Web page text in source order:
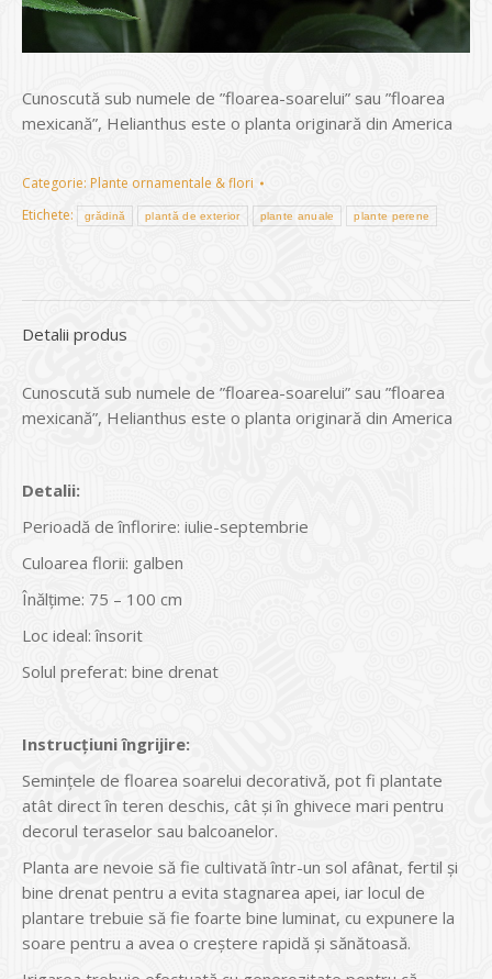
Cunoscută sub numele de ”floarea-soarelui” sau ”floarea
mexicană”, Helianthus este o planta originară din America
Categorie: Plante ornamentale & flori
Etichete:
grădină plantă de exterior plante anuale plante perene
Detalii produs
Cunoscută sub numele de ”floarea-soarelui” sau ”floarea
mexicană”, Helianthus este o planta originară din America
Detalii:
Perioadă de înflorire: iulie-septembrie
Culoarea florii: galben
Înălțime: 75 – 100 cm
Loc ideal: însorit
Solul preferat: bine drenat
Instrucțiuni îngrijire:
Semințele de floarea soarelui decorativă, pot fi plantate
atât direct în teren deschis, cât și în ghivece mari pentru
decorul teraselor sau balcoanelor.
Planta are nevoie să fie cultivată într-un sol afânat, fertil și
bine drenat pentru a evita stagnarea apei, iar locul de
plantare trebuie să fie foarte bine luminat, cu expunere la
soare pentru a avea o creștere rapidă și sănătoasă.